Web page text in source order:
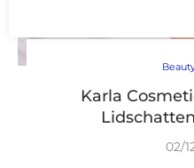
Karla
02/